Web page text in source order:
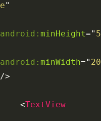
e"
android:minHeight="
android:minWidth="
/>
<TextView